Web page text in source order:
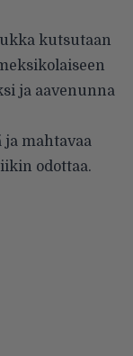
kutsutaan
ja aavenunna
mahtavaa
odottaa.